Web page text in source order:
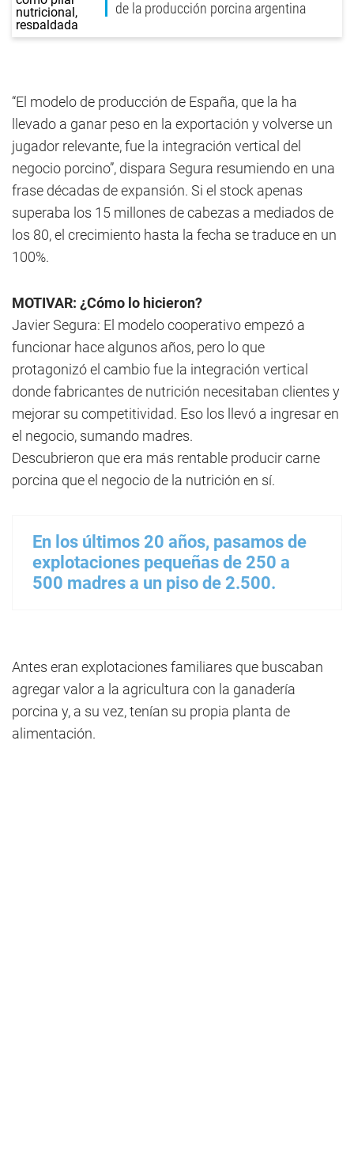
de la producción porcina argentina
“El modelo de producción de España, que la ha
llevado a ganar peso en la exportación y volverse un
jugador relevante, fue la integración vertical del
negocio porcino”, dispara Segura resumiendo en una
frase décadas de expansión. Si el stock apenas
superaba los 15 millones de cabezas a mediados de
los 80, el crecimiento hasta la fecha se traduce en un
100%.
MOTIVAR: ¿Cómo lo hicieron?
Javier Segura: El modelo cooperativo empezó a
funcionar hace algunos años, pero lo que
protagonizó el cambio fue la integración vertical
donde fabricantes de nutrición necesitaban clientes y
mejorar su competitividad. Eso los llevó a ingresar en
el negocio, sumando madres.
Descubrieron que era más rentable producir carne
porcina que el negocio de la nutrición en sí.
En los últimos 20 años, pasamos de
explotaciones pequeñas de 250 a
500 madres a un piso de 2.500.
Antes eran explotaciones familiares que buscaban
agregar valor a la agricultura con la ganadería
porcina y, a su vez, tenían su propia planta de
alimentación.